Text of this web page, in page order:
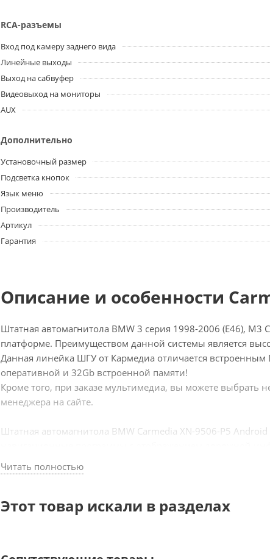
RCA-разъемы
Вход под камеру заднего вида
Линейные выходы
Выход на сабвуфер
Видеовыход на мониторы
AUX
Дополнительно
Установочный размер
Подсветка кнопок
Язык меню
Производитель
Артикул
Гарантия
Описание и особенности
Штатная автомагнитола BMW 3 серия 1998-2006 (E46),
платформе. Преимуществом данной системы является
Данная линейка ШГУ от Кармедиа отличается встроенным
оперативной и 32Gb встроенной памяти!
Кроме того, при заказе мультимедиа, вы можете выбрать
менеджера на сайте.
Штатная автомагнитола BMW Carmedia XN-9506-P5
возможности для веб-серфинга и отсутствие ограничений
движении, YouTube, Яндекс.Навигатор, радио, музыка с
Особенности XN-9506-P5:
Читать полностью
Этот товар искали в разделах